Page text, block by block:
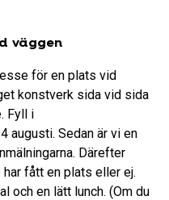
väggen
för en plats vid
konstverk sida vid sida
Fyll i
augusti. Sedan är vi en
Därefter
fått en plats eller ej.
och en lätt lunch. (Om du